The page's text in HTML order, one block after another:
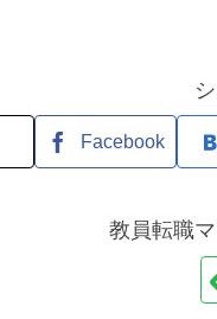
Facebook
教員転職